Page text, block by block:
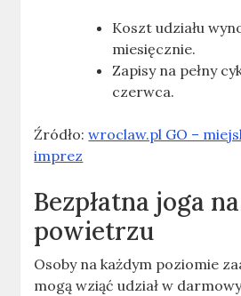
Koszt udziału
miesięcznie.
Zapisy na pełny
czerwca.
Źródło:wroclaw.pl GO –
imprez
Bezpłatna joga
powietrzu
Osoby na każdym poziomie
mogą wziąć udział w